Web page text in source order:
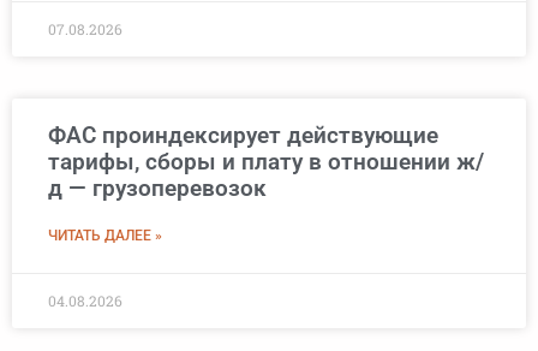
07.08.2026
ФАС проиндексирует действующие
тарифы, сборы и плату в отношении ж/
д — грузоперевозок
ЧИТАТЬ ДАЛЕЕ »
04.08.2026